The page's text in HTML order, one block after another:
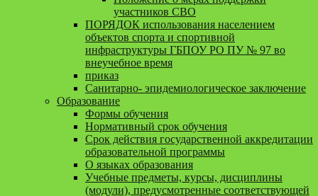
участников СВО
ПОРЯДОК использования населением
объектов спорта и спортивной
инфраструктуры ГБПОУ РО ПУ № 97 во
внеучебное время
приказ
Санитарно- эпидемиологическое заключение
Образование
Формы обучения
Нормативный срок обучения
Срок действия государственной аккредитации
образовательной программы
О языках образования
Учебные предметы, курсы, дисциплины
(модули), предусмотренные соответствующей